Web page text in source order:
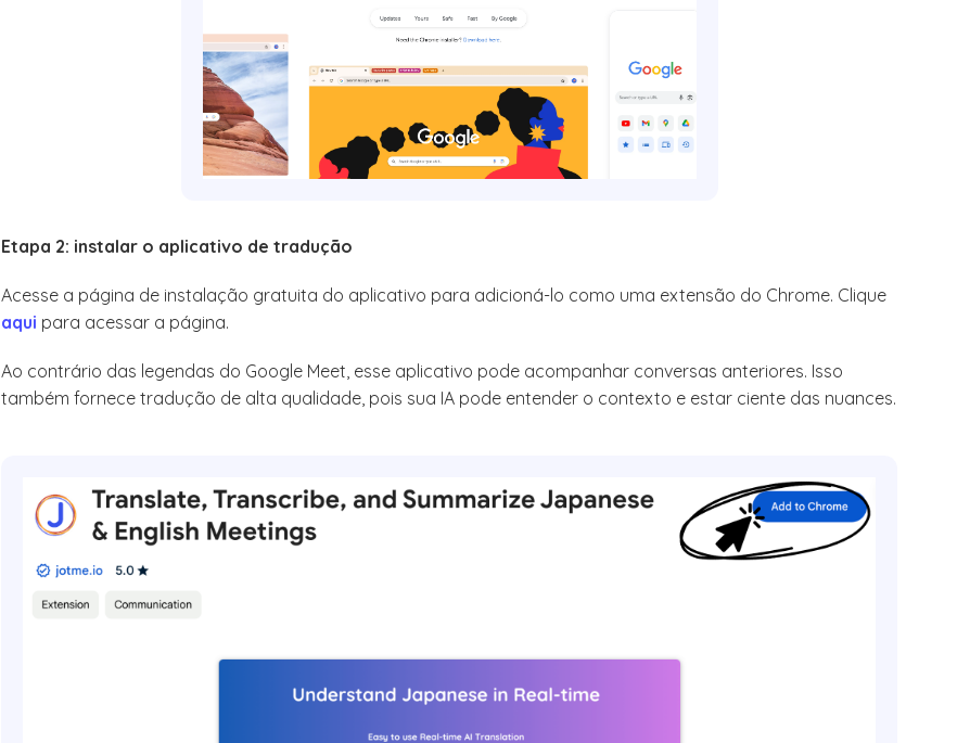
Etapa 2: instalar o aplicativo de tradução
Acesse a página de instalação gratuita do aplicativo para adicioná-lo como uma extensão do Chrome. Clique
aqui para acessar a página.
Ao contrário das legendas do Google Meet, esse aplicativo pode acompanhar conversas anteriores. Isso
também fornece tradução de alta qualidade, pois sua IA pode entender o contexto e estar ciente das nuances.